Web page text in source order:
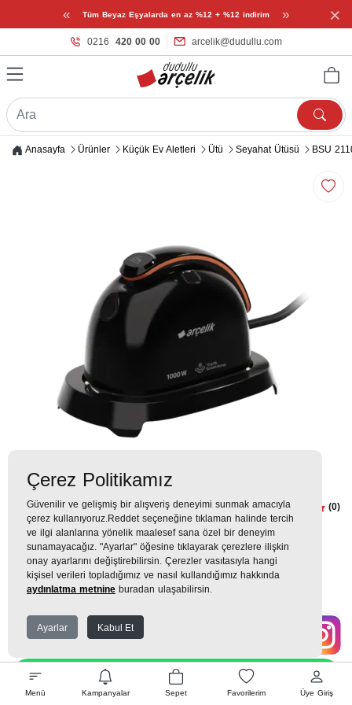
« Tüm Beyaz Eşyalarda en az %12 + %12 indirim » ×
0216 420 00 00 arcelik@dudullu.com
Menü Kampanyalar Sepet Favorilerim Üye Giriş
Anasayfa Ürünler Küçük Ev Aletleri Ütü Seyahat Ütüsü BSU
BSU 2110 S Seyahat Ütüsü (0)
3.599TL
352 TL x 9 Taksit =3.167 TL Ekstra İndirim %12 =2.787
EK GARANTİ
WHATSAPP SİPARİŞ
Çerez Politikamız
Güvenilir ve gelişmiş bir alışveriş deneyimi sunmak amacıyla
çerez kullanıyoruz.Reddet seçeneğine tıklaman halinde tercih
ve ilgi alanlarına yönelik maalesef sana özel bir deneyim
sunamayacağız. "Ayarlar" öğesine tıklayarak çerezlere ilişkin
onay ayarlarını değiştirebilirsin. Çerezler vasıtasıyla hangi
kişisel verileri topladığımız ve nasıl kullandığımız hakkında
aydınlatma metnine buradan ulaşabilirsin.
Ayarlar Kabul Et